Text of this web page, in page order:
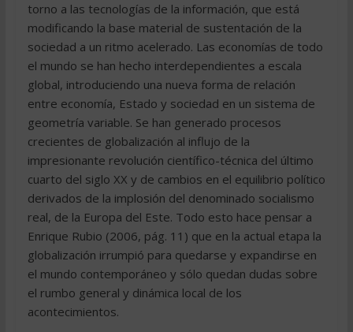
torno a las tecnologías de la información, que está
modificando la base material de sustentación de la
sociedad a un ritmo acelerado. Las economías de todo
el mundo se han hecho interdependientes a escala
global, introduciendo una nueva forma de relación
entre economía, Estado y sociedad en un sistema de
geometría variable. Se han generado procesos
crecientes de globalización al influjo de la
impresionante revolución científico-técnica del último
cuarto del siglo XX y de cambios en el equilibrio político
derivados de la implosión del denominado socialismo
real, de la Europa del Este. Todo esto hace pensar a
Enrique Rubio (2006, pág. 11) que en la actual etapa la
globalización irrumpió para quedarse y expandirse en
el mundo contemporáneo y sólo quedan dudas sobre
el rumbo general y dinámica local de los
acontecimientos.